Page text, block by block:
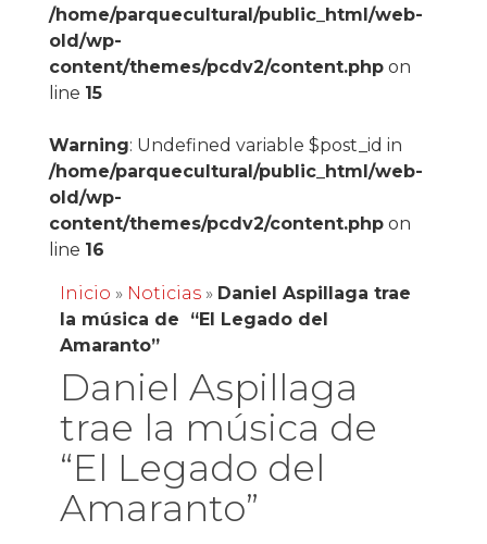
/home/parquecultural/public_html/web-
old/wp-
content/themes/pcdv2/content.phpon
line 15
Warning: Undefined variable $post_id in
/home/parquecultural/public_html/web-
old/wp-
content/themes/pcdv2/content.phpon
line 16
Inicio » Noticias» Daniel Aspillaga trae
la música de “El Legado del
Amaranto”
Daniel Aspillaga
trae la música de
“El Legado del
Amaranto”